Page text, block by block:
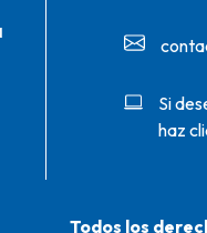
Si
haz
Todos los